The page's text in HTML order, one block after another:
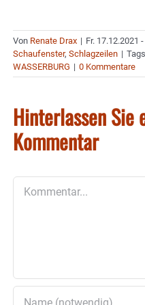
Von Renate Drax | Fr. 17.12.2021
Schaufenster, Schlagzeilen |
WASSERBURG | 0 Kommentare
Hinterlassen Sie
Kommentar